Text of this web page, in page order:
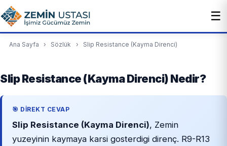
☰
Ana Sayfa › Sözlük › Slip Resistance (Kayma Direnci)
Slip Resistance (Kayma Direnci) Nedir?
🎯 DIREKT CEVAP
Slip Resistance (Kayma Direnci), Zemin
yuzeyinin kaymaya karsi gosterdigi direnç. R9-R13